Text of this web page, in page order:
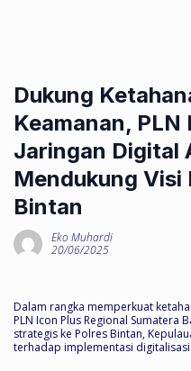
Dukung
Keamanan,
Jaringan Digital
Mendukung Visi
Bintan
Eko Muhardi
20/06/2025
Dalam rangka memperkuat
PLN Icon Plus Regional Sumatera
strategis ke Polres Bintan,
terhadap implementasi